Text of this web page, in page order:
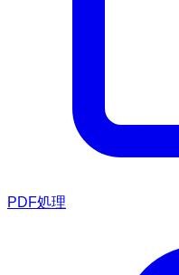
PDF処理